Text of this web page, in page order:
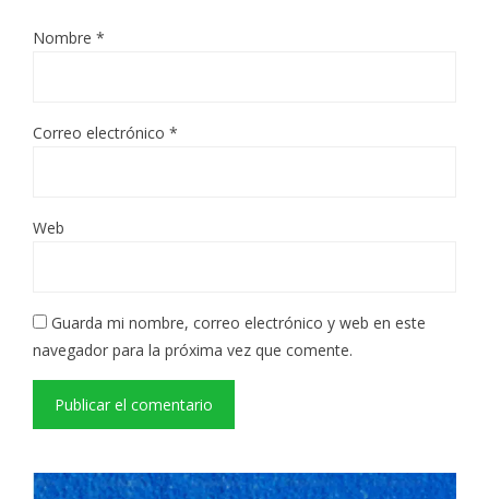
Nombre *
Correo electrónico *
Web
Guarda mi nombre, correo electrónico y web en este
navegador para la próxima vez que comente.